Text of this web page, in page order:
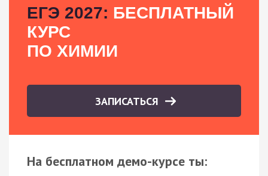
ЕГЭ 2027: БЕСПЛАТНЫЙ
КУРС
ПО ХИМИИ
ЗАПИСАТЬСЯ
На бесплатном демо-курсе ты: